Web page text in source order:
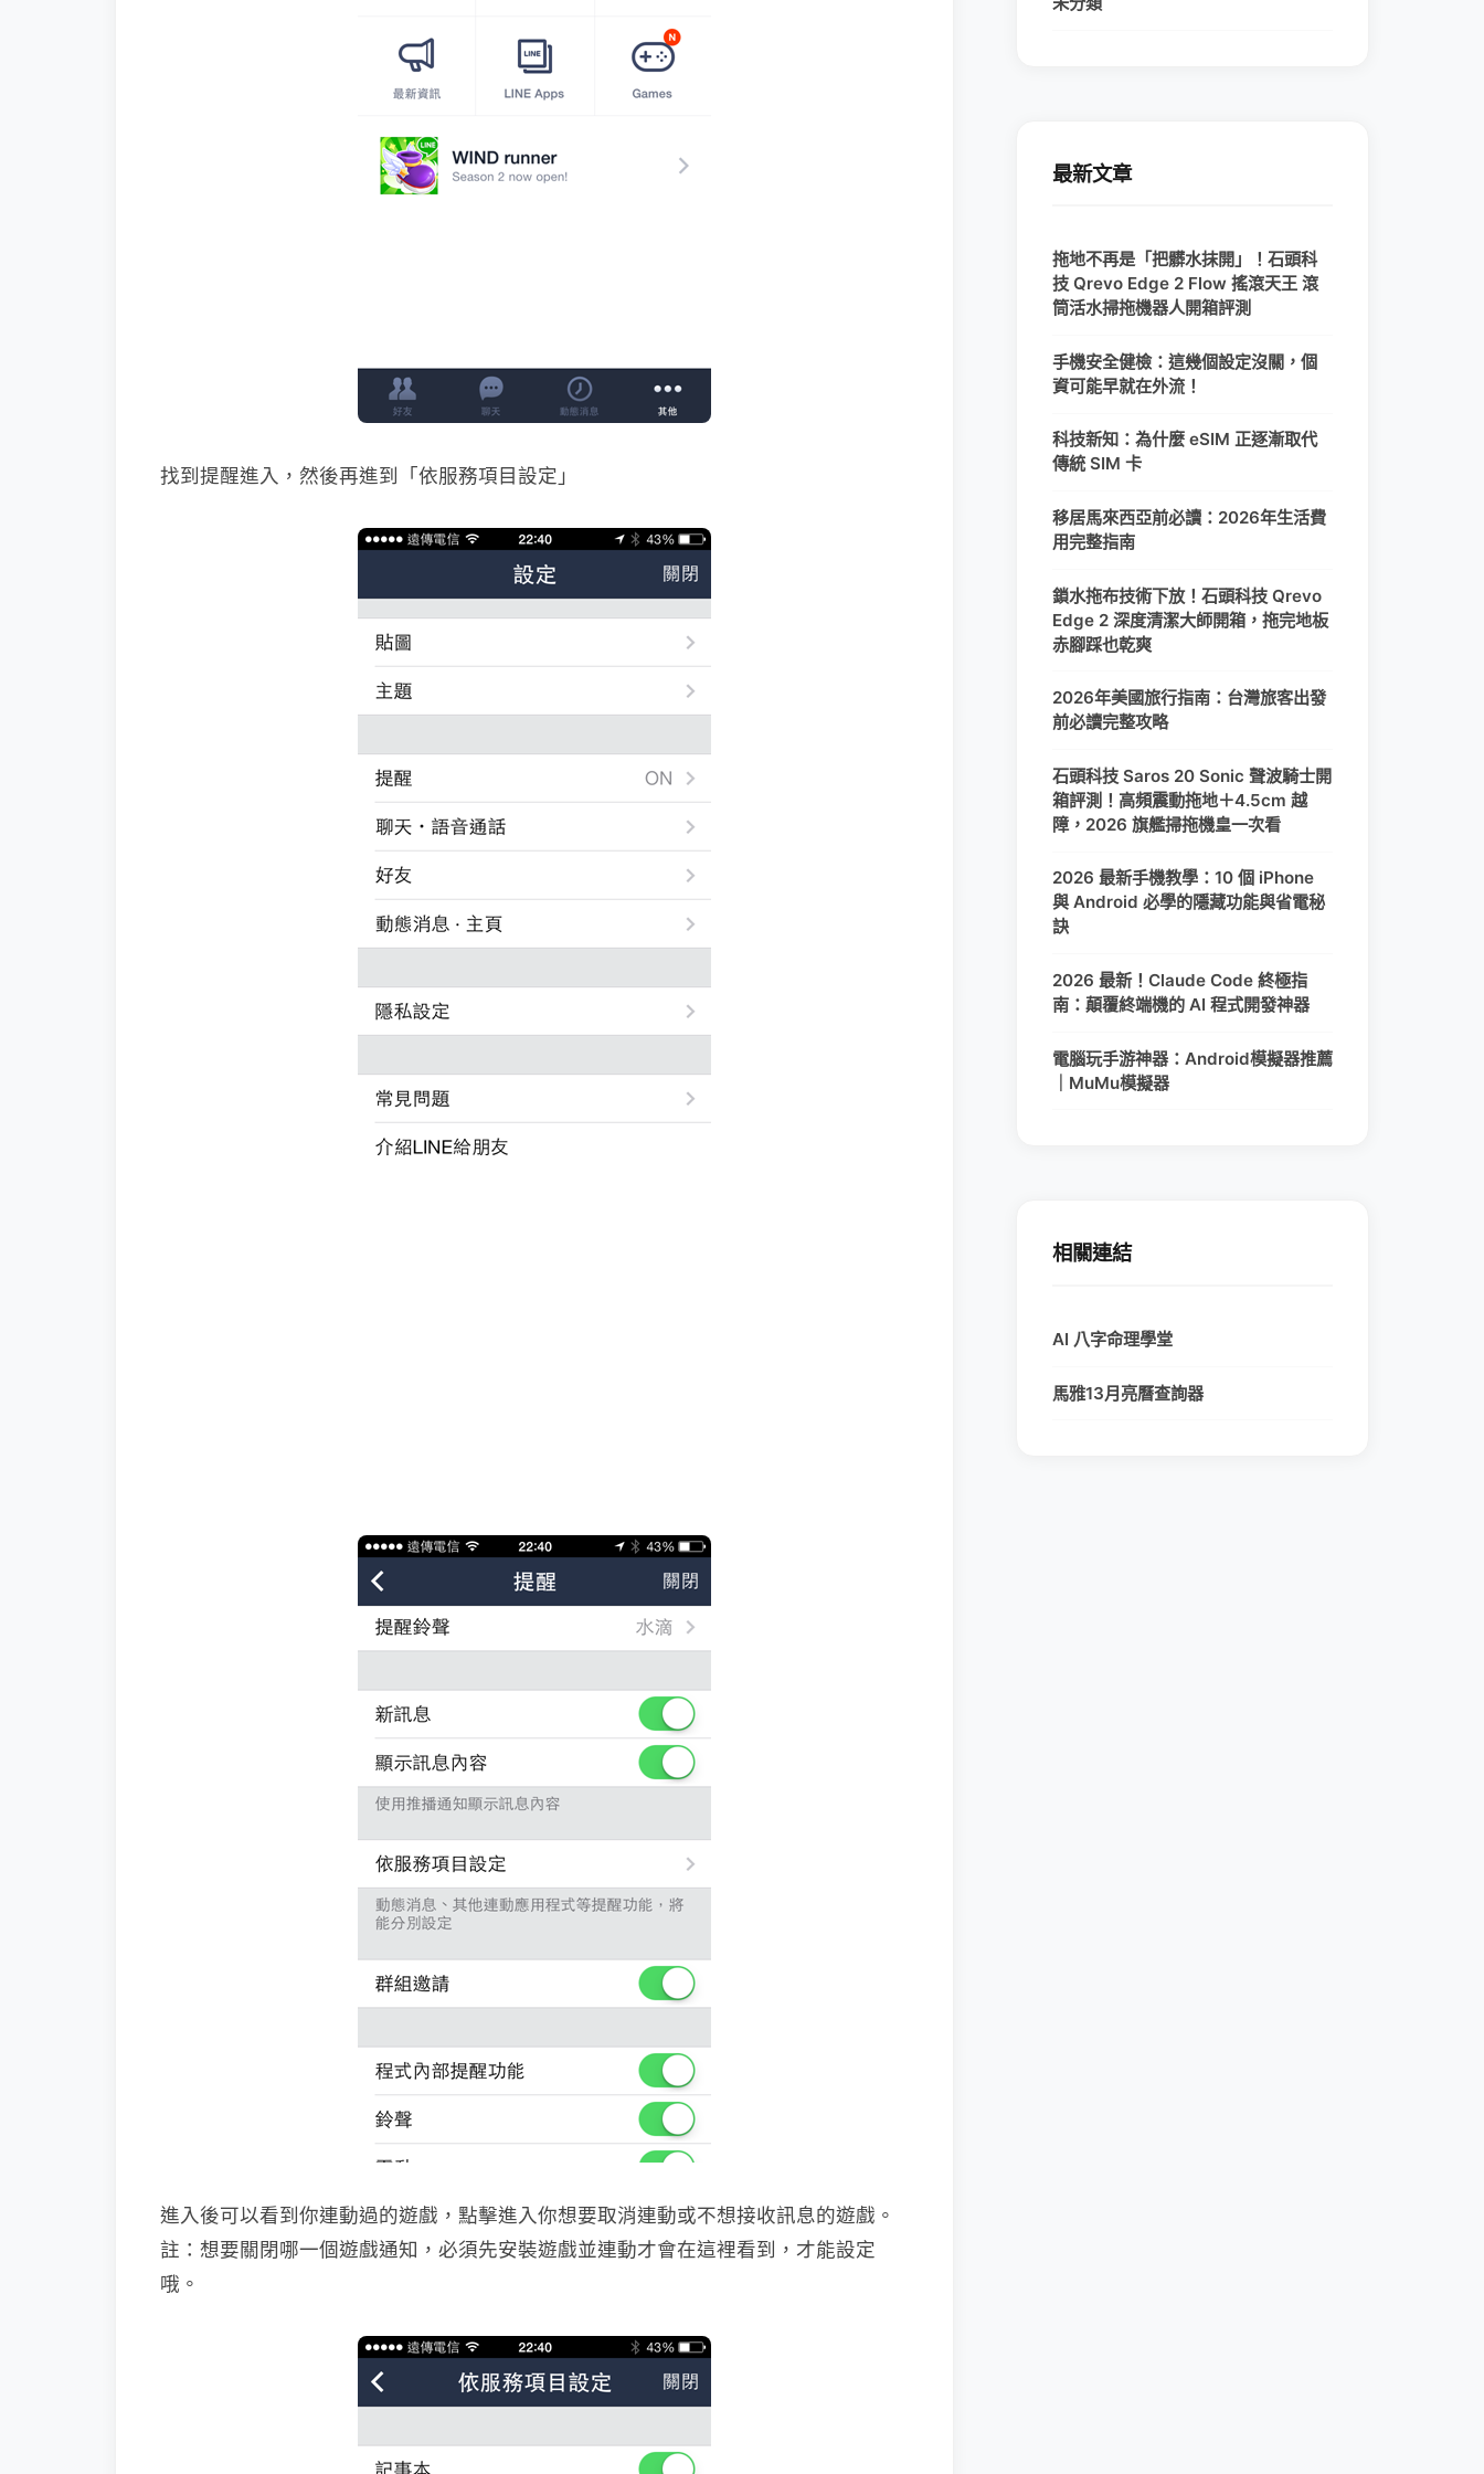
找到提醒進入，然後再進到「依服務項目設定」
進入後可以看到你連動過的遊戲，點擊進入你想要取消連動或不想接收訊息的遊戲。
註：想要關閉哪一個遊戲通知，必須先安裝遊戲並連動才會在這裡看到，才能設定
哦。
最新文章
拖地不再是「把髒水抹開」！石頭科
技 Qrevo Edge 2 Flow 搖滾天王 滾
筒活水掃拖機器人開箱評測
手機安全健檢：這幾個設定沒關，個
資可能早就在外流！
科技新知：為什麼 eSIM 正逐漸取代
傳統 SIM 卡
移居馬來西亞前必讀：2026年生活費
用完整指南
鎖水拖布技術下放！石頭科技 Qrevo
Edge 2 深度清潔大師開箱，拖完地板
赤腳踩也乾爽
2026年美國旅行指南：台灣旅客出發
前必讀完整攻略
石頭科技 Saros 20 Sonic 聲波騎士開
箱評測！高頻震動拖地＋4.5cm 越
障，2026 旗艦掃拖機皇一次看
2026 最新手機教學：10 個 iPhone
與 Android 必學的隱藏功能與省電秘
訣
2026 最新！Claude Code 終極指
南：顛覆終端機的 AI 程式開發神器
電腦玩手游神器：Android模擬器推薦
｜MuMu模擬器
相關連結
AI 八字命理學堂
馬雅13月亮曆查詢器